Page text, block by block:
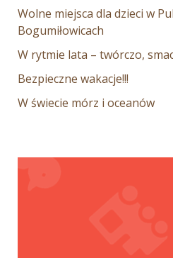
Wolne miejsca dla dzieci w
Bogumiłowicach
W rytmie lata – twórczo,
Bezpieczne wakacje!!!
W świecie mórz i oceanów